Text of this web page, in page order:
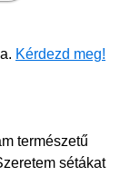
Kérdezd meg!
természetű
sétákat